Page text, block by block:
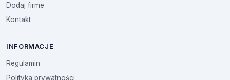
Dodaj firme
Kontakt
INFORMACJE
Regulamin
Polityka prywatności